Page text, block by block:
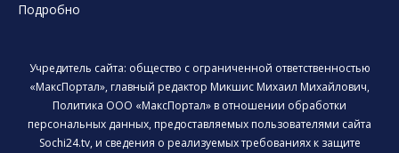
Подробно
Учредитель сайта: общество с ограниченной ответственностью
«МаксПортал», главный редактор Микшис Михаил Михайлович,
Политика ООО «МаксПортал» в отношении обработки
персональных данных, предоставляемых пользователями сайта
Sochi24.tv, и сведения о реализуемых требованиях к защите